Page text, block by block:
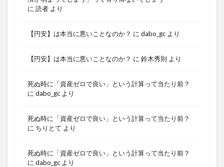
に 読者 より
【円安】は本当に悪いことなのか？ に dabo_gc より
【円安】は本当に悪いことなのか？ に 鈴木秀則 より
死ぬ時に「資産ゼロで良い」という計算って当たり前？
に dabo_gc より
死ぬ時に「資産ゼロで良い」という計算って当たり前？
に ちりとて より
死ぬ時に「資産ゼロで良い」という計算って当たり前？
に dabo_gc より